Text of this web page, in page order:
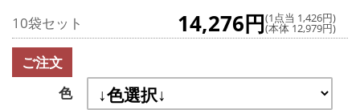
10袋セット 14,276円(1点当 1,426円)
(本体 12,979円)
ご注文
色